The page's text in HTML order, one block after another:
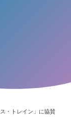
・トレイン」に協賛